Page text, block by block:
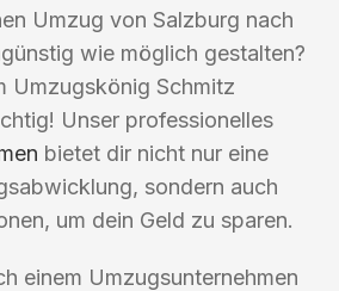
Umzug von Salzburg nach
wie möglich gestalten?
Umzugskönig Schmitz
Unser professionelles
bietet dir nicht nur eine
sondern auch
um dein Geld zu sparen.
einem Umzugsunternehmen